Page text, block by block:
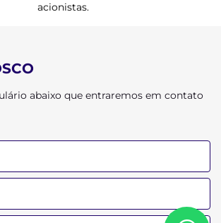
acionistas.
abaixo que entraremos em contato